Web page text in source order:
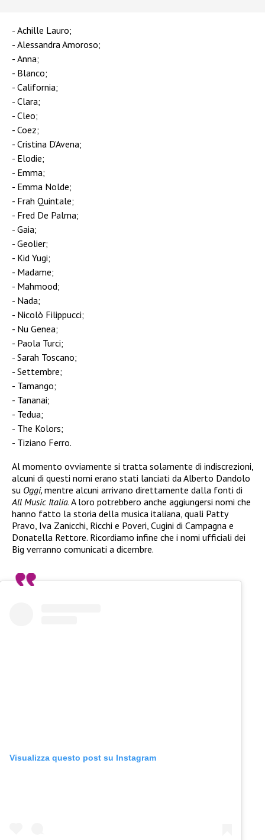
Achille Lauro;
Alessandra Amoroso;
Anna;
Blanco;
California;
Clara;
Cleo;
Coez;
Cristina D’Avena;
Elodie;
Emma;
Emma Nolde;
Frah Quintale;
Fred De Palma;
Gaia;
Geolier;
Kid Yugi;
Madame;
Mahmood;
Nada;
Nicolò Filippucci;
Nu Genea;
Paola Turci;
Sarah Toscano;
Settembre;
Tamango;
Tananai;
Tedua;
The Kolors;
Tiziano Ferro.
Al momento ovviamente si tratta solamente di indiscrezioni,
alcuni di questi nomi erano stati lanciati da Alberto Dandolo
su Oggi, mentre alcuni arrivano direttamente dalla fonti di
All Music Italia. A loro potrebbero anche aggiungersi nomi che
hanno fatto la storia della musica italiana, quali Patty
Pravo, Iva Zanicchi, Ricchi e Poveri, Cugini di Campagna e
Donatella Rettore. Ricordiamo infine che i nomi ufficiali dei
Big verranno comunicati a dicembre.
Visualizza questo post su Instagram